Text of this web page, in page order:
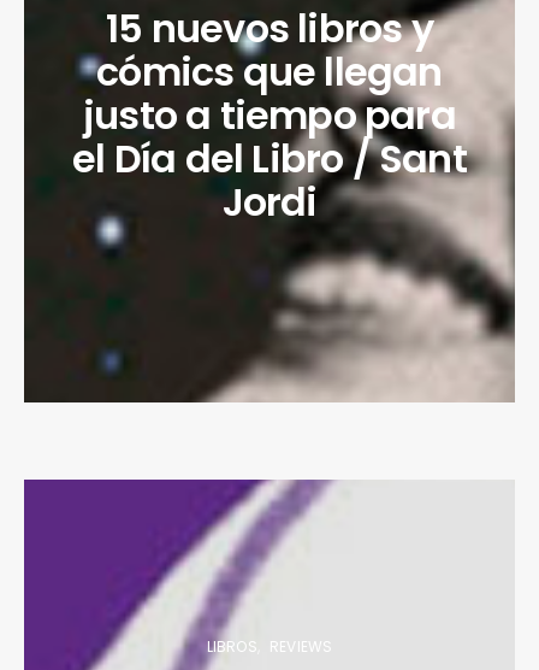
15 nuevos libros y
cómics que llegan
justo a tiempo para
el Día del Libro / Sant
Jordi
LIBROS REVIEWS